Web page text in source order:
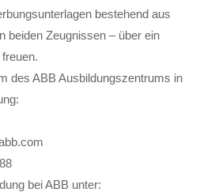
bestehend aus
beiden Zeugnissen – über ein
des ABB Ausbildungszentrums in
bei ABB unter: